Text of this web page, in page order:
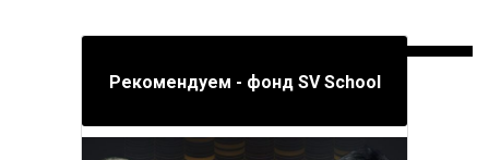
Рекомендуем - фонд SV School